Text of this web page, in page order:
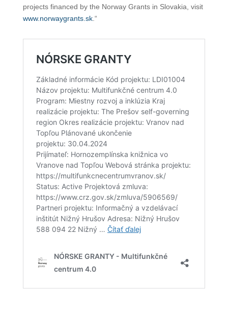
projects financed by the Norway Grants in Slovakia, visit
www.norwaygrants.sk.“